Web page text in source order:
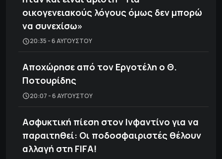
οικογενειακούς λόγους όμως δεν μπορώ
να συνεχίσω»
20:35 - 6 ΑΥΓΟΎΣΤΟΥ
Αποχώρησε από τον Εργοτέλη ο Θ.
Ποτουρίδης
20:07 - 6 ΑΥΓΟΎΣΤΟΥ
Ασφυκτική πίεση στον Ινφαντίνο για να
παραιτηθεί: Οι ποδοσφαιριστές θέλουν
αλλαγή στη FIFA!